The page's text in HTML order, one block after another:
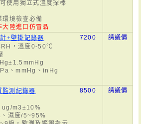
使用獨立式溫度探棒
環境檢查必備
陸進口仿冒品
+壁掛記錄器
，溫度0-50℃
、mmHg、inHg
7200 請議價
監測紀錄器
ug/m3±10%
濕度/5~95%
8500 請議價